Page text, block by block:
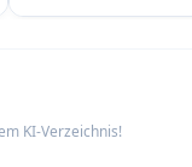
Benutzerabsichten
während die
KI-Verzeichnis!